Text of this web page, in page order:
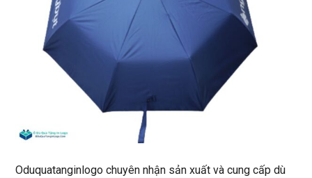
Oduquatanginlogo chuyên nhận sản xuất và cung cấp dù